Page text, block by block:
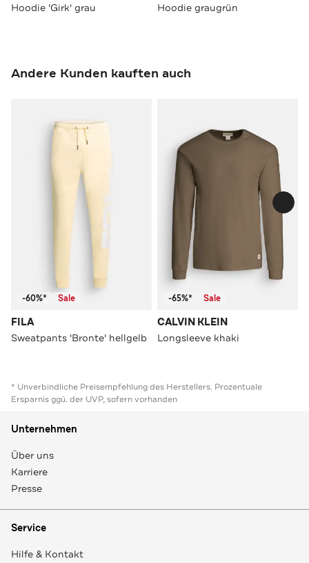
Hoodie 'Girk' grau Hoodie graugrün
Andere Kunden kauften auch
-60%* Sale
FILA
Sweatpants 'Bronte' hellgelb
-65%* Sale
CALVIN KLEIN
Longsleeve khaki
* Unverbindliche Preisempfehlung des Herstellers. Prozentuale
Ersparnis ggü. der UVP, sofern vorhanden
Unternehmen
Über uns
Karriere
Presse
Service
Hilfe & Kontakt